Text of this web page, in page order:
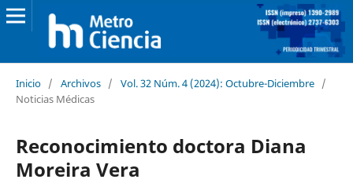
Inicio / Archivos / Vol. 32 Núm. 4 (2024): Octubre-Diciembre /
Noticias Médicas
Reconocimiento doctora Diana
Moreira Vera